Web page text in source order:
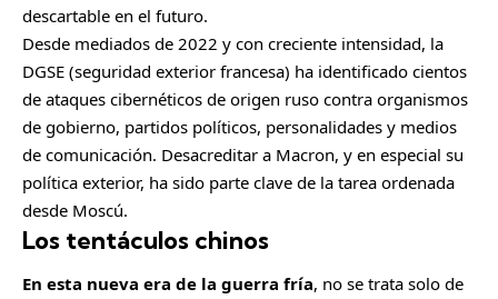
descartable en el futuro.
Desde mediados de 2022 y con creciente intensidad, la
DGSE (seguridad exterior francesa) ha identificado cientos
de ataques cibernéticos de origen ruso contra organismos
de gobierno, partidos políticos, personalidades y medios
de comunicación. Desacreditar a Macron, y en especial su
política exterior, ha sido parte clave de la tarea ordenada
desde Moscú.
Los tentáculos chinos
En esta nueva era de la guerra fría, no se trata solo de